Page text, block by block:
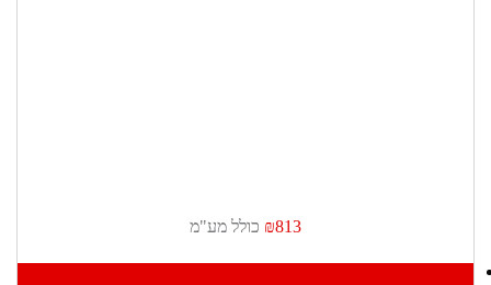
₪813 כולל מע"מ